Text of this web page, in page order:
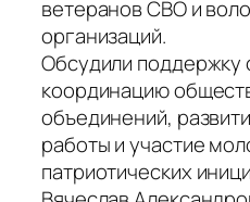
ветеранов СВО и
организаций.
Обсудили поддержку
координацию
объединений,
работы и участие
патриотических